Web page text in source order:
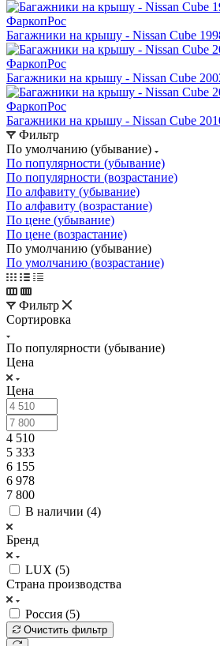
Багажники на крышу - Nissan Cube
Багажники на крышу - Nissan Cube
Багажники на крышу - Nissan Cube
Фильтр
По умолчанию (убывание)
По популярности (убывание)
По популярности (возрастание)
По алфавиту (убывание)
По алфавиту (возрастание)
По цене (убывание)
По цене (возрастание)
По умолчанию (убывание)
По умолчанию (возрастание)
Фильтр
Сортировка
По популярности (убывание)
Цена
Цена
4 510
5 333
6 155
6 978
7 800
В наличии (4)
Бренд
LUX (5)
Страна производства
Россия (5)
Очистить фильтр